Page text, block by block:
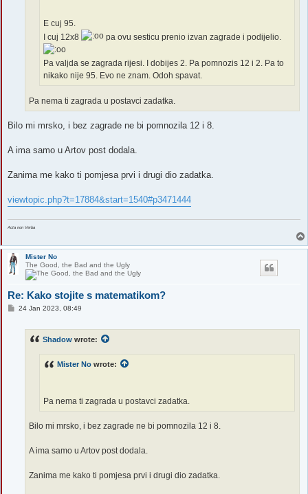
E cuj 95.
I cuj 12x8
pa ovu sesticu prenio izvan zagrade i podijelio.
Pa valjda se zagrada rijesi. I dobijes 2. Pa pomnozis 12 i 2. Pa to
nikako nije 95. Evo ne znam. Odoh spavat.
Pa nema ti zagrada u postavci zadatka.
Bilo mi mrsko, i bez zagrade ne bi pomnozila 12 i 8.
A ima samo u Artov post dodala.
Zanima me kako ti pomjesa prvi i drugi dio zadatka.
viewtopic.php?t=17884&start=1540#p3471444
Acta non Verba
Mister No
The Good, the Bad and the Ugly
Re: Kako stojite s matematikom?
P24 Jan 2023, 08:49
Shadow wrote:
Mister No wrote:
Pa nema ti zagrada u postavci zadatka.
Bilo mi mrsko, i bez zagrade ne bi pomnozila 12 i 8.
A ima samo u Artov post dodala.
Zanima me kako ti pomjesa prvi i drugi dio zadatka.